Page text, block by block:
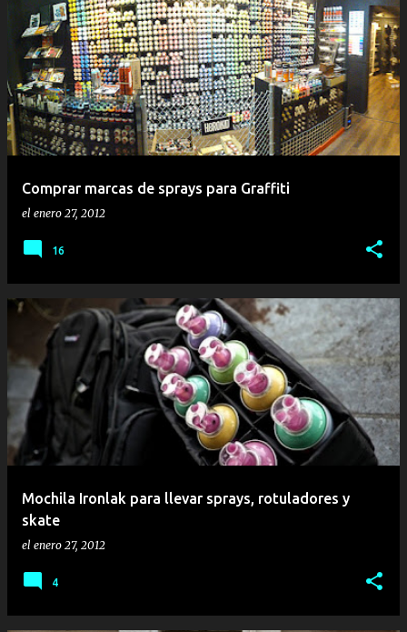
E
n
r
a
d
Comprar marcas de sprays para Graffiti
el enero 27, 2012
16
Mochila Ironlak para llevar sprays, rotuladores y
skate
el enero 27, 2012
4